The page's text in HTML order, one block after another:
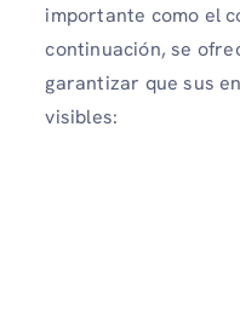
importante como el
continuación, se
garantizar que sus
visibles: